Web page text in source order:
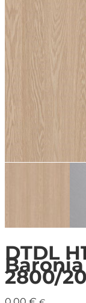
DTDL
2800/